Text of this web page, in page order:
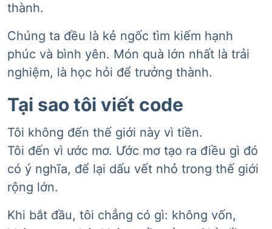
thành.
Chúng ta đều là kẻ ngốc tìm kiếm hạnh
phúc và bình yên. Món quà lớn nhất là trải
nghiệm, là học hỏi để trưởng thành.
Tại sao tôi viết code
Tôi không đến thế giới này vì tiền.
Tôi đến vì ước mơ. Ước mơ tạo ra điều gì đó
có ý nghĩa, để lại dấu vết nhỏ trong thế giới
rộng lớn.
Khi bắt đầu, tôi chẳng có gì: không vốn,